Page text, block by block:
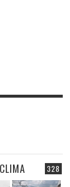
328